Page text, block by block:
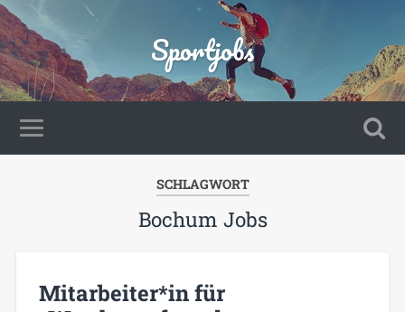
Sportjobs
SCHLAGWORT
Bochum Jobs
Mitarbeiter*in für